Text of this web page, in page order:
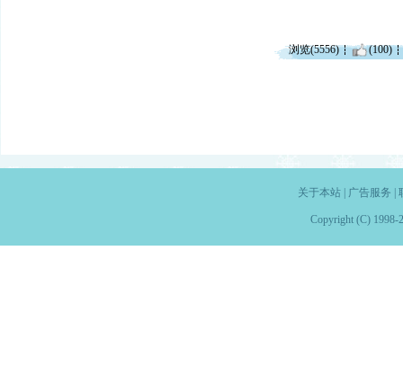
浏览(5556) (100)
关于本站| 广告服务
Copyright (C) 1998-